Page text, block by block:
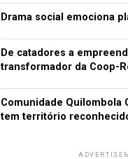
Drama social emociona
De catadores a
transformador da Coop-
Comunidade Quilombola
tem território